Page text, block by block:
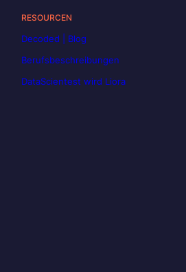
RESOURCEN
Decoded | Blog
Berufsbeschreibungen
DataScientest wird Liora